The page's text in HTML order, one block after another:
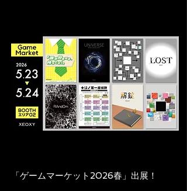
「ゲームマーケット2026春」出展！